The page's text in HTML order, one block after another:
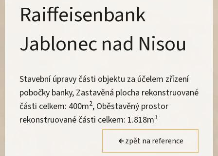
Raiffeisenbank
Jablonec nad Nisou
Stavební úpravy části objektu za účelem zřízení
pobočky banky, Zastavěná plocha rekonstruované
části celkem: 400m2, Oběstavěný prostor
rekonstruované části celkem: 1.818m3
zpět na reference